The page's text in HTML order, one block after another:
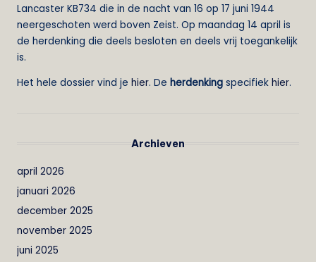
Lancaster KB734 die in de nacht van 16 op 17 juni 1944
neergeschoten werd boven Zeist. Op maandag 14 april is
de herdenking die deels besloten en deels vrij toegankelijk
is.
Het hele dossier vind je hier. De herdenking specifiek hier.
Archieven
april 2026
januari 2026
december 2025
november 2025
juni 2025